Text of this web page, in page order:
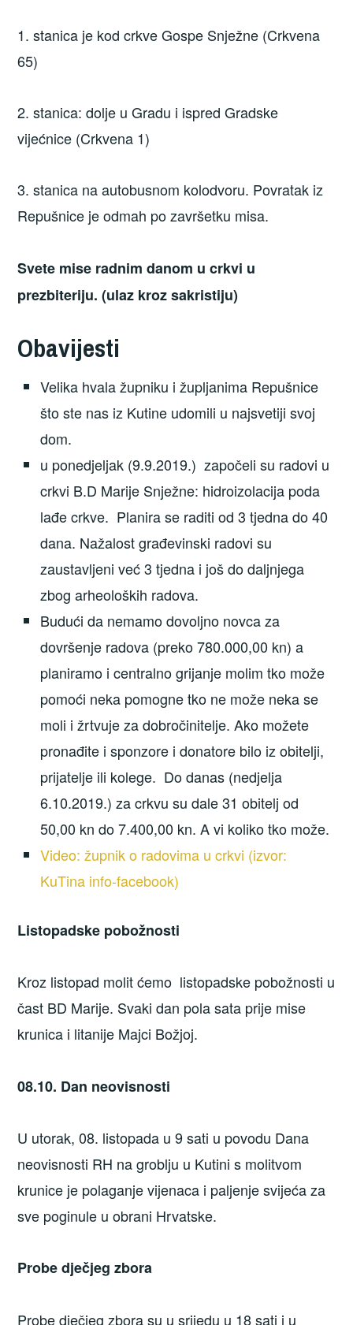
1. stanica je kod crkve Gospe Snježne (Crkvena
65)
2. stanica: dolje u Gradu i ispred Gradske
vijećnice (Crkvena 1)
3. stanica na autobusnom kolodvoru. Povratak iz
Repušnice je odmah po završetku misa.
Svete mise radnim danom u crkvi u
prezbiteriju. (ulaz kroz sakristiju)
Obavijesti
Velika hvala župniku i župljanima Repušnice
što ste nas iz Kutine udomili u najsvetiji svoj
dom.
u ponedjeljak (9.9.2019.) započeli su radovi u
crkvi B.D Marije Snježne: hidroizolacija poda
lađe crkve. Planira se raditi od 3 tjedna do 40
dana. Nažalost građevinski radovi su
zaustavljeni već 3 tjedna i još do daljnjega
zbog arheoloških radova.
Budući da nemamo dovoljno novca za
dovršenje radova (preko 780.000,00 kn) a
planiramo i centralno grijanje molim tko može
pomoći neka pomogne tko ne može neka se
moli i žrtvuje za dobročinitelje. Ako možete
pronađite i sponzore i donatore bilo iz obitelji,
prijatelje ili kolege. Do danas (nedjelja
6.10.2019.) za crkvu su dale 31 obitelj od
50,00 kn do 7.400,00 kn. A vi koliko tko može.
Video: župnik o radovima u crkvi (izvor:
KuTina info-facebook)
Listopadske pobožnosti
Kroz listopad molit ćemo listopadske pobožnosti u
čast BD Marije. Svaki dan pola sata prije mise
krunica i litanije Majci Božjoj.
08.10. Dan neovisnosti
U utorak, 08. listopada u 9 sati u povodu Dana
neovisnosti RH na groblju u Kutini s molitvom
krunice je polaganje vijenaca i paljenje svijeća za
sve poginule u obrani Hrvatske.
Probe dječjeg zbora
Probe dječjeg zbora su u srijedu u 18 sati i u